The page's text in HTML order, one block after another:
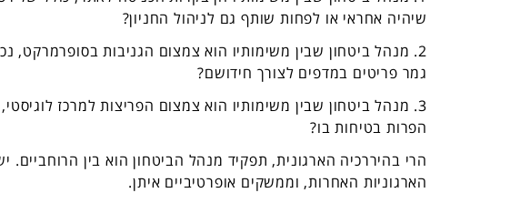
שיהיה אחראי או לפחות שותף גם לניהול החניון?
2. מנהל ביטחון שבין משימותיו הוא צמצום הגניבות בסופרמרקט,
גמר פריטים במדפים לצורך חידושם?
3. מנהל ביטחון שבין משימותיו הוא צמצום הפריצות למרכז
הפרות בטיחות בו?
הרי בהיררכיה הארגונית, תפקיד מנהל הביטחון הוא בין הרוחביים.
הארגוניות האחרות, וממשקים אופרטיביים איתן.